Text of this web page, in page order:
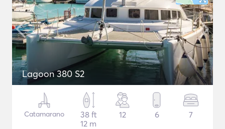
Lagoon 380 S2
Catamarano
38 ft
12 m
12 6 7